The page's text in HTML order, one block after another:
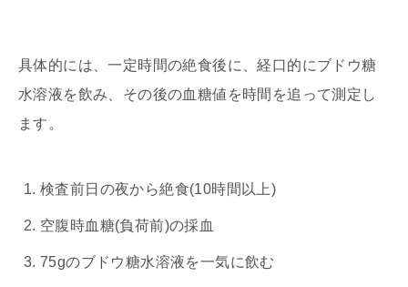
具体的には、一定時間の絶食後に、経口的にブドウ糖
水溶液を飲み、その後の血糖値を時間を追って測定し
ます。
検査前日の夜から絶食(10時間以上)
空腹時血糖(負荷前)の採血
75gのブドウ糖水溶液を一気に飲む